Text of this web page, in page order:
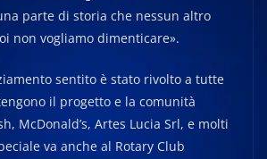
parte di storia che nessun altro
non vogliamo dimenticare».
sentito è stato rivolto a tutte
il progetto e la comunità
McDonald’s, Artes Lucia Srl, e molti
va anche al Rotary Club